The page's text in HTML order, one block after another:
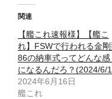
関連
【艦これ速報様】【艦こ
れ】FSWで行われる金剛
86の納車式ってどんな感
になるんだろ？(2024/6/
2024年6月16日
艦これ